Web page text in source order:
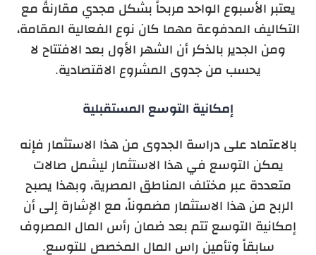
يعتبر الأسبوع الواحد مربحاً بشكل مجدي مقارنةً مع
التكاليف المدفوعة مهما كان نوع الفعالية المقامة،
ومن الجدير بالذكر أن الشهر الأول بعد الافتتاح لا
يحسب من جدوى المشروع الاقتصادية.
إمكانية التوسع المستقبلية
بالاعتماد على دراسة الجدوى من هذا الاستثمار فإنه
يمكن التوسع في هذا الاستثمار ليشمل صالات
متعددة عبر مختلف المناطق المصرية، وبهذا يصبح
الربح من هذا الاستثمار مضموناً، مع الإشارة إلى أن
إمكانية التوسع تتم بعد ضمان رأس المال المصروف
سابقاً وتأمين راس المال المخصص للتوسع.